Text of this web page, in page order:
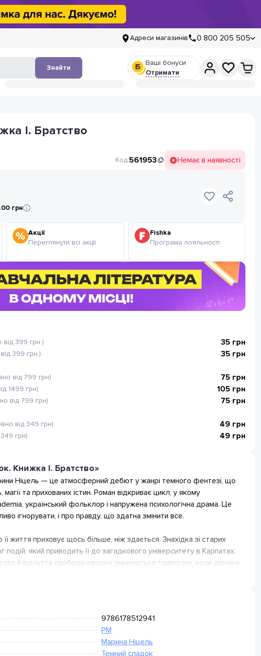
Адреси магазинів 0 800 205 505
Знайти
Ваші бонуси
Отримати
І. Братство
Код:561953 Немає в наявності
грн
Акції
Переглянути всі акції
Fishka
Програма лояльності
399 грн.) 35 грн
399 грн.) 35 грн
від 799 грн) 75 грн
1499 грн) 105 грн
від 799 грн) 75 грн
від 349 грн) 49 грн
грн) 49 грн
Книжка І. Братство»
Ніцель — це атмосферний дебют у жанрі темного фентезі, що
та прихованих істин. Роман відкриває цикл, у якому
український фольклор і напружена психологічна драма. Це
ігнорувати, і про правду, що здатна змінити все.
життя приховує щось більше, ніж здається. Знахідка зі старих
подій, який приводить її до загадкового університету в Карпатах.
й відчуття свободи швидко змінюються тривогою, коли дівчина
братства. Межа між реальністю і містикою стирається, а
тих, хто любить похмурі університетські історії, магію та
dark academia, містики й сюжетів про таємні
з напругою, загадками та емоційною глибиною — цей роман
9786178512941
РМ
Марина Ніцель
Темний спадок